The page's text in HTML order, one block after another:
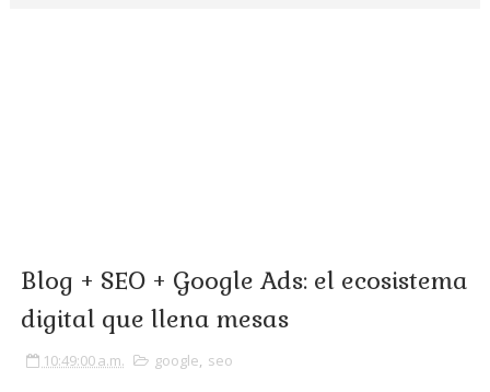
Blog + SEO + Google Ads: el ecosistema
digital que llena mesas
10:49:00 a.m. google, seo